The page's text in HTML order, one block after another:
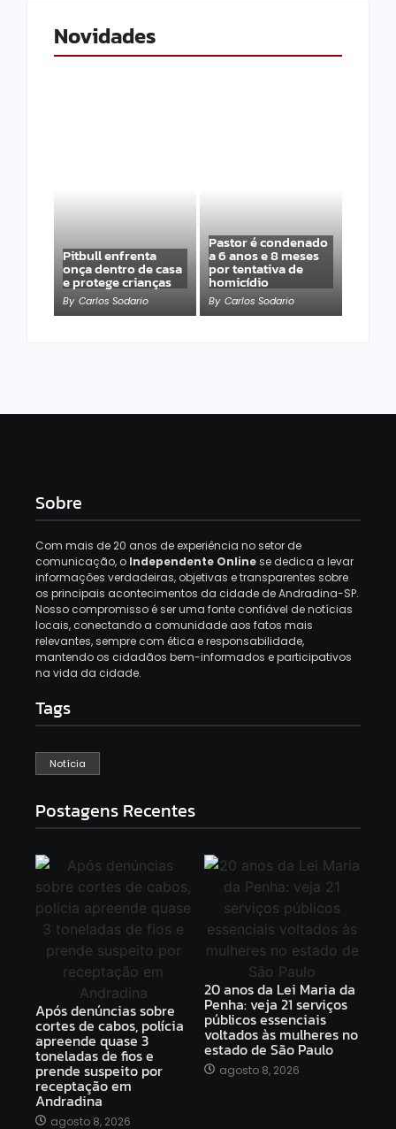
Novidades
Pitbull enfrenta
onça dentro de casa
e protege crianças
By Carlos Sodario
Pastor é condenado
a 6 anos e 8 meses
por tentativa de
homicídio
By Carlos Sodario
Sobre
Com mais de 20 anos de experiência no setor de
comunicação, o Independente Onlinese dedica a levar
informações verdadeiras, objetivas e transparentes sobre
os principais acontecimentos da cidade de Andradina-SP.
Nosso compromisso é ser uma fonte confiável de notícias
locais, conectando a comunidade aos fatos mais
relevantes, sempre com ética e responsabilidade,
mantendo os cidadãos bem-informados e participativos
na vida da cidade.
Tags
Notícia
Postagens Recentes
Após denúncias sobre
cortes de cabos, polícia
apreende quase 3
toneladas de fios e
prende suspeito por
receptação em
Andradina
agosto 8, 2026
20 anos da Lei Maria da
Penha: veja 21 serviços
públicos essenciais
voltados às mulheres no
estado de São Paulo
agosto 8, 2026